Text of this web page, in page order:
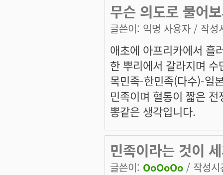
무슨 의도로 물어
글쓴이: 익명 사용자 / 작성
애초에 아프리카에서 흘
한 뿌리에서 갈라지며
목민족-한민족(다수)-일
민족이며 혈통이 짧은
뽕같은 생각입니다.
민족이라는 것이
글쓴이: OoOoOo / 작성